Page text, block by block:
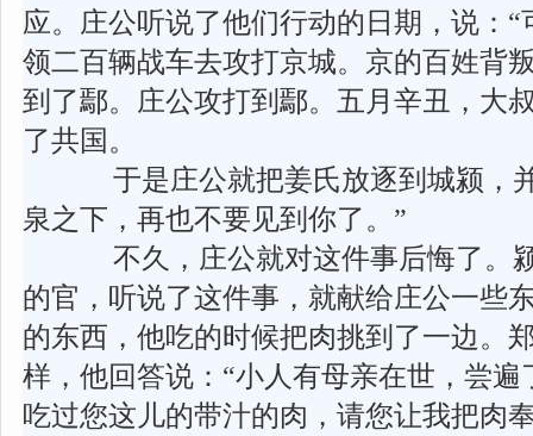
应。庄公听说了他们行动的日期，说：“
领二百辆战车去攻打京城。京的百姓背
到了鄢。庄公攻打到鄢。五月辛丑，大
了共国。
于是庄公就把姜氏放逐到城颍，
泉之下，再也不要见到你了。”
不久，庄公就对这件事后悔了。
的官，听说了这件事，就献给庄公一些
的东西，他吃的时候把肉挑到了一边。
样，他回答说：“小人有母亲在世，尝
吃过您这儿的带汁的肉，请您让我把肉